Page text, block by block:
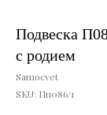
Подвеска
с родием
Samocvet
SKU: Пп086/1